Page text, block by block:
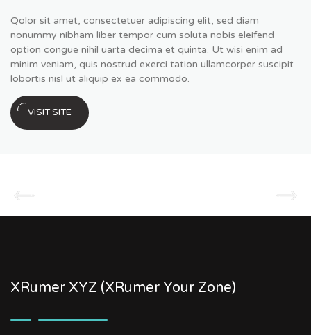
Qolor sit amet, consectetuer adipiscing elit, sed diam
nonummy nibham liber tempor cum soluta nobis eleifend
option congue nihil uarta decima et quinta. Ut wisi enim ad
minim veniam, quis nostrud exerci tation ullamcorper suscipit
lobortis nisl ut aliquip ex ea commodo.
VISIT SITE
XRumer XYZ (XRumer Your Zone)